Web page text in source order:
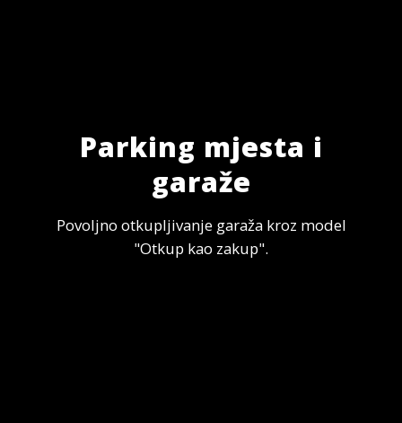
Parking mjesta i
garaže
Povoljno otkupljivanje garaža kroz model
"Otkup kao zakup".